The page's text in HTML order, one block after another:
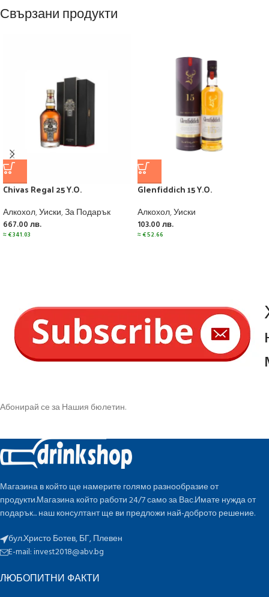
Свързани продукти
Chivas Regal 25 Y.O.
Алкохол,Уиски,За Подарък
667.00 лв.
≈€341.03
Glenfiddich 15 Y.O.
Алкохол,Уиски
103.00 лв.
≈€52.66
Абонирай се за Нашия бюлетин.
Магазина в който ще намерите голямо разнообразие от
продукти.Магазина който работи 24/7 само за Вас.Имате нужда от
подарък... наш консултант ще ви предложи най-доброто решение.
бул.Христо Ботев, БГ, Плевен
E-mail:invest2018@abv.bg
ЛЮБОПИТНИ ФАКТИ